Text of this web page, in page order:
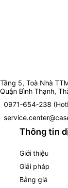
Tầng 5, Toà Nhà
Quận Bình Thạnh,
0971-654-238
Thông tin
Giới thiệu
Giải pháp
Bảng giá